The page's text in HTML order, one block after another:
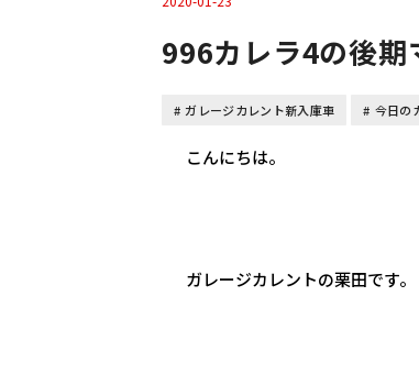
ガレージカレント新入庫車 今日の
こんにちは。
ガレージカレントの栗田です。